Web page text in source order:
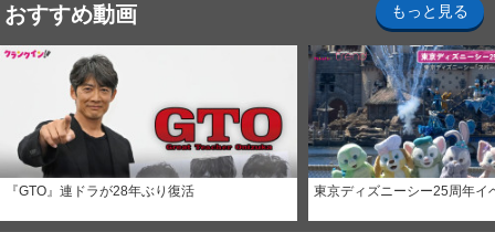
おすすめ動画 もっと見る
『GTO』連ドラが28年ぶり復活 東京ディズニーシー25周年イ